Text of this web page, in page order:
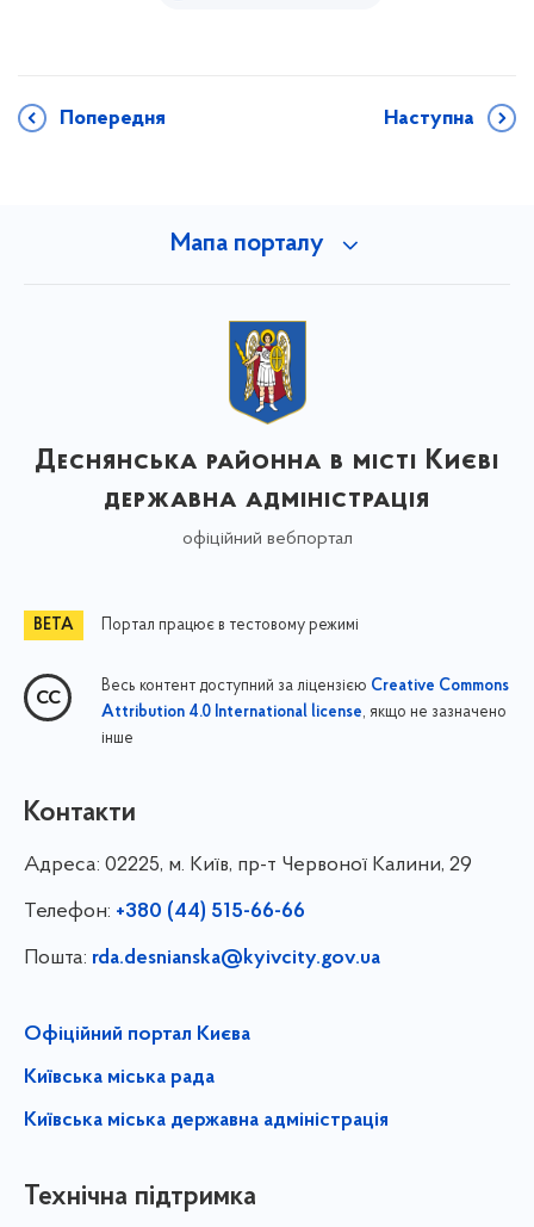
Попередня Наступна
Мапа порталу
Деснянська районна в місті Києві
державна адміністрація
офіційний вебпортал
Портал працює в тестовому режимі
Весь контент доступний за ліцензією Creative Commons
Attribution 4.0 International license, якщо не зазначено
інше
Контакти
Адреса: 02225, м. Київ, пр-т Червоної Калини, 29
Телефон: +380 (44) 515-66-66
Пошта: rda.desnianska@kyivcity.gov.ua
Офіційний портал Києва
Київська міська рада
Київська міська державна адміністрація
Технічна підтримка